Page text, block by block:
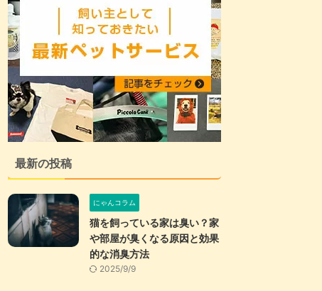
最新の投稿
にゃんコラム
猫を飼っている家は臭い？家
や部屋が臭くなる原因と効果
的な消臭方法
2025/9/9